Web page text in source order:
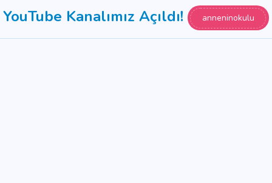
YouTube Kanalımız Açıldı! anneninokulu